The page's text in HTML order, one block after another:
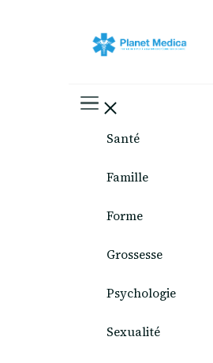
Santé
Famille
Forme
Grossesse
Psychologie
Sexualité